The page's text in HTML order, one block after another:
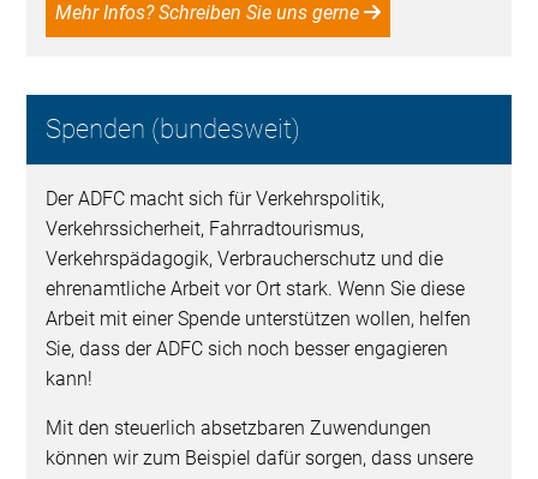
Mehr Infos? Schreiben Sie uns gerne
Spenden (bundesweit)
Der ADFC macht sich für Verkehrspolitik,
Verkehrssicherheit, Fahrradtourismus,
Verkehrspädagogik, Verbraucherschutz und die
ehrenamtliche Arbeit vor Ort stark. Wenn Sie diese
Arbeit mit einer Spende unterstützen wollen, helfen
Sie, dass der ADFC sich noch besser engagieren
kann!
Mit den steuerlich absetzbaren Zuwendungen
können wir zum Beispiel dafür sorgen, dass unsere